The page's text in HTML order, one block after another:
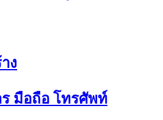
ง
มือถือ โทรศัพท์